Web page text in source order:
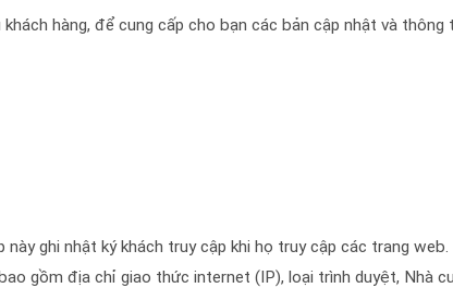
hàng, để cung cấp cho bạn các bản cập nhật và thông
ghi nhật ký khách truy cập khi họ truy cập các trang
gồm địa chỉ giao thức internet (IP), loại trình duyệt, Nhà